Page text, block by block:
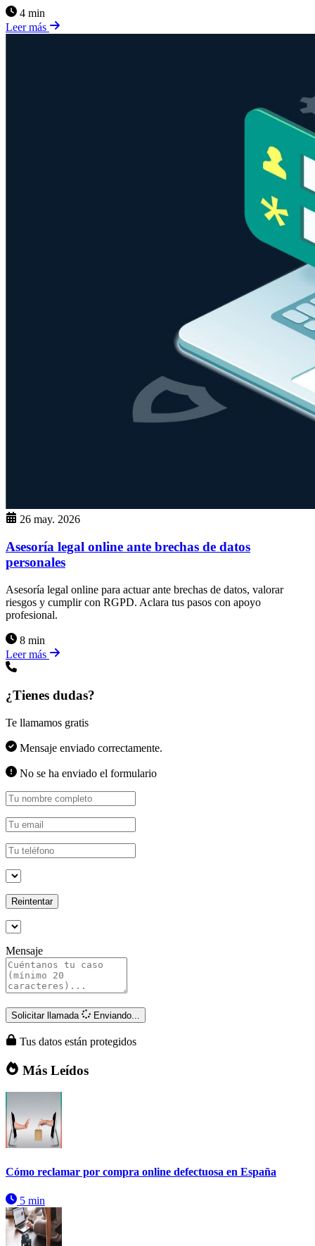
4 min
Leer más
26 may. 2026
Asesoría legal online ante brechas de datos
personales
Asesoría legal online para actuar ante brechas de datos, valorar
riesgos y cumplir con RGPD. Aclara tus pasos con apoyo
profesional.
8 min
Leer más
¿Tienes dudas?
Te llamamos gratis
Mensaje enviado correctamente.
No se ha enviado el formulario
Reintentar
Mensaje
Solicitar llamada Enviando...
Tus datos están protegidos
Más Leídos
Cómo reclamar por compra online defectuosa en España
5 min